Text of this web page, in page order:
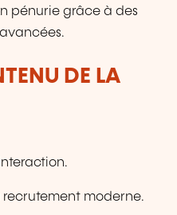
pénurie grâce à des
DE LA
recrutement moderne.